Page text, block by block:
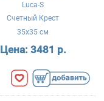
Luca-S
Счетный Крест
35x35 см
Цена: 3481 р.